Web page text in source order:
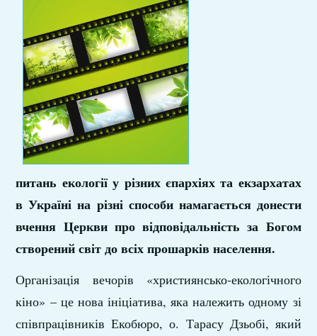
питань екології у різних єпархіях та екзархатах
в Україні на різні способи намагається донести
вчення Церкви про відповідальність за Богом
створений світ до всіх прошарків населення.
Організація вечорів «християнсько-екологічного
кіно» – це нова ініціатива, яка належить одному зі
співпрацівників Екобюро, о. Тарасу Дзьобі, який